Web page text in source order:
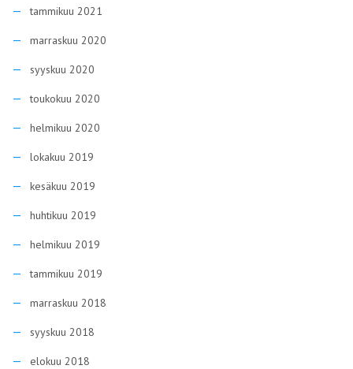
tammikuu 2021
marraskuu 2020
syyskuu 2020
toukokuu 2020
helmikuu 2020
lokakuu 2019
kesäkuu 2019
huhtikuu 2019
helmikuu 2019
tammikuu 2019
marraskuu 2018
syyskuu 2018
elokuu 2018